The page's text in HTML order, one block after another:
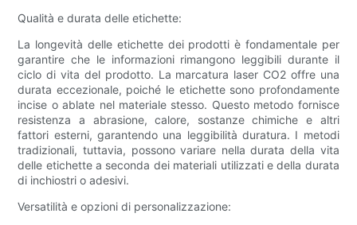
Qualità e durata delle etichette:
La longevità delle etichette dei prodotti è fondamentale per
garantire che le informazioni rimangono leggibili durante il
ciclo di vita del prodotto. La marcatura laser CO2 offre una
durata eccezionale, poiché le etichette sono profondamente
incise o ablate nel materiale stesso. Questo metodo fornisce
resistenza a abrasione, calore, sostanze chimiche e altri
fattori esterni, garantendo una leggibilità duratura. I metodi
tradizionali, tuttavia, possono variare nella durata della vita
delle etichette a seconda dei materiali utilizzati e della durata
di inchiostri o adesivi.
Versatilità e opzioni di personalizzazione: